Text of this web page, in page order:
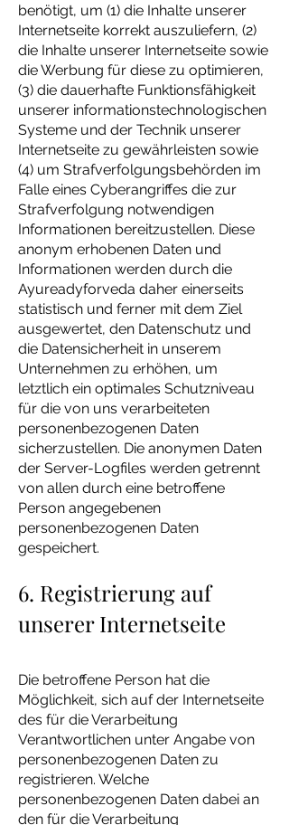
benötigt, um (1) die Inhalte unserer
Internetseite korrekt auszuliefern, (2)
die Inhalte unserer Internetseite sowie
die Werbung für diese zu optimieren,
(3) die dauerhafte Funktionsfähigkeit
unserer informationstechnologischen
Systeme und der Technik unserer
Internetseite zu gewährleisten sowie
(4) um Strafverfolgungsbehörden im
Falle eines Cyberangriffes die zur
Strafverfolgung notwendigen
Informationen bereitzustellen. Diese
anonym erhobenen Daten und
Informationen werden durch die
Ayureadyforveda daher einerseits
statistisch und ferner mit dem Ziel
ausgewertet, den Datenschutz und
die Datensicherheit in unserem
Unternehmen zu erhöhen, um
letztlich ein optimales Schutzniveau
für die von uns verarbeiteten
personenbezogenen Daten
sicherzustellen. Die anonymen Daten
der Server-Logfiles werden getrennt
von allen durch eine betroffene
Person angegebenen
personenbezogenen Daten
gespeichert.
6. Registrierung auf
unserer Internetseite
Die betroffene Person hat die
Möglichkeit, sich auf der Internetseite
des für die Verarbeitung
Verantwortlichen unter Angabe von
personenbezogenen Daten zu
registrieren. Welche
personenbezogenen Daten dabei an
den für die Verarbeitung